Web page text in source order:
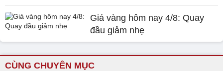
Giá vàng hôm nay 4/8: Quay
đầu giảm nhẹ
CÙNG CHUYÊN MỤC